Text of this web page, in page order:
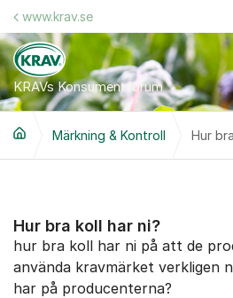
Hoppa till innehåll
KRAVs Konsumentforum
www.krav.se
Märkning & Kontroll Hur
Hur bra koll har ni?
hur bra koll har ni på att de
använda kravmärket verkligen
har på producenterna?